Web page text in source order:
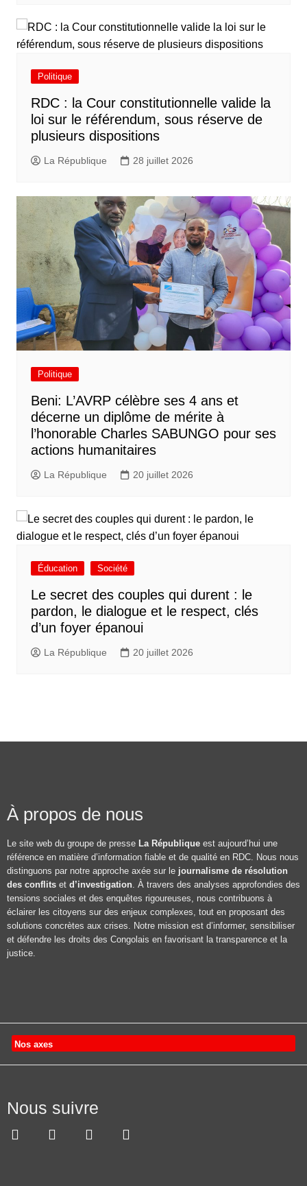
Politique
RDC : la Cour constitutionnelle valide la
loi sur le référendum, sous réserve de
plusieurs dispositions
La République 28 juillet 2026
Politique
Beni: L’AVRP célèbre ses 4 ans et
décerne un diplôme de mérite à
l’honorable Charles SABUNGO pour ses
actions humanitaires
La République 20 juillet 2026
Éducation Société
Le secret des couples qui durent : le
pardon, le dialogue et le respect, clés
d’un foyer épanoui
La République 20 juillet 2026
À propos de nous
Le site web du groupe de presse La République est aujourd’hui une
référence en matière d’information fiable et de qualité en RDC. Nous nous
distinguons par notre approche axée sur le journalisme de résolution
des conflits et d’investigation. À travers des analyses approfondies des
tensions sociales et des enquêtes rigoureuses, nous contribuons à
éclairer les citoyens sur des enjeux complexes, tout en proposant des
solutions concrètes aux crises. Notre mission est d’informer, sensibiliser
et défendre les droits des Congolais en favorisant la transparence et la
justice.
Nos axes
Nous suivre